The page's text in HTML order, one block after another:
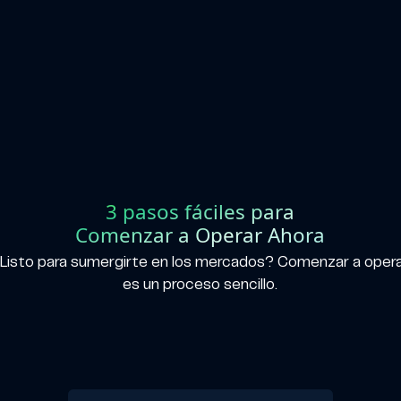
3 pasos fáciles para
Comenzar a Operar Ahora
para sumergirte en los mercados? Comenzar a
es un proceso sencillo.